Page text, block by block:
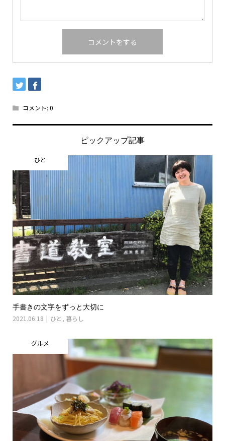
コメント: 0
ピックアップ記事
ひと
手書きの文字をずっと大切に
2021.06.18 ひと , 暮らし
グルメ